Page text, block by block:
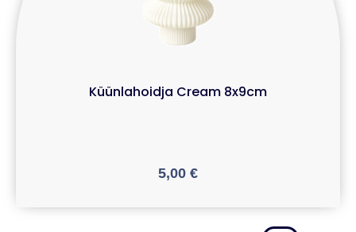
Küünlahoidja Cream 8x9cm
5,00 €